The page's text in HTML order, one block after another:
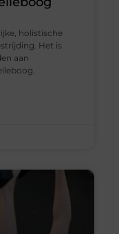
holistische
Het is
aan